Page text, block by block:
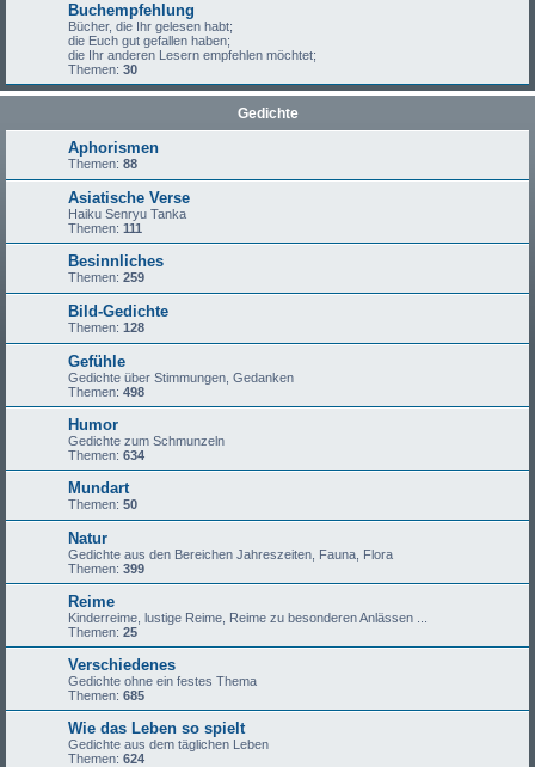
Buchempfehlung
Bücher, die Ihr gelesen habt;
die Euch gut gefallen haben;
die Ihr anderen Lesern empfehlen möchtet;
Themen: 30
Gedichte
Aphorismen
Themen: 88
Asiatische Verse
Haiku Senryu Tanka
Themen: 111
Besinnliches
Themen: 259
Bild-Gedichte
Themen: 128
Gefühle
Gedichte über Stimmungen, Gedanken
Themen: 498
Humor
Gedichte zum Schmunzeln
Themen: 634
Mundart
Themen: 50
Natur
Gedichte aus den Bereichen Jahreszeiten, Fauna, Flora
Themen: 399
Reime
Kinderreime, lustige Reime, Reime zu besonderen Anlässen ...
Themen: 25
Verschiedenes
Gedichte ohne ein festes Thema
Themen: 685
Wie das Leben so spielt
Gedichte aus dem täglichen Leben
Themen: 624